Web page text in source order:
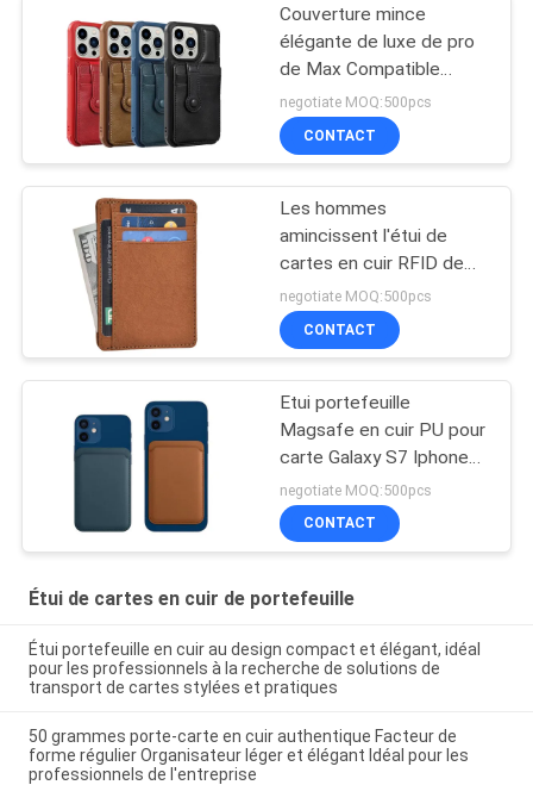
Couverture mince
élégante de luxe de pro
de Max Compatible
Vegan Leather Phone
d'iPhone 13 classique de
la meilleure qualité mince
negotiate MOQ:500pcs
CONTACT
Les hommes
amincissent l'étui de
cartes en cuir RFID de
portefeuille bloquant le
minimaliste futé
negotiate MOQ:500pcs
CONTACT
Etui portefeuille
Magsafe en cuir PU pour
carte Galaxy S7 Iphone
13
negotiate MOQ:500pcs
CONTACT
Étui de cartes en cuir de portefeuille
Étui portefeuille en cuir au design compact et élégant, idéal
pour les professionnels à la recherche de solutions de
transport de cartes stylées et pratiques
50 grammes porte-carte en cuir authentique Facteur de
forme régulier Organisateur léger et élégant Idéal pour les
professionnels de l'entreprise